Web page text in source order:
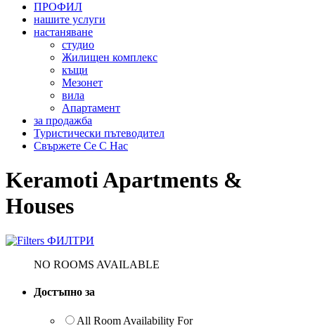
ПРОФИЛ
нашите услуги
настаняване
студио
Жилищен комплекс
къщи
Мезонет
вила
Aпартамент
за продажба
Туристически пътеводител
Свържете Се С Нас
Keramoti Apartments &
Houses
ФИЛТРИ
NO ROOMS AVAILABLE
Достъпно за
All Room Availability For